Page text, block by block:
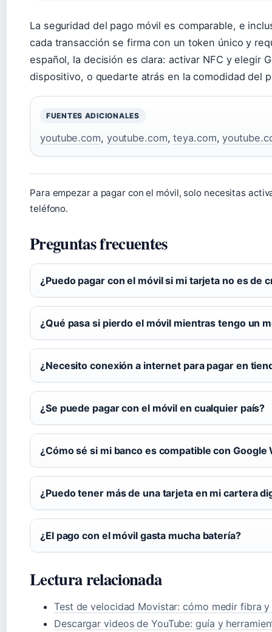
La seguridad del pago móvil es comparable, e
cada transacción se firma con un token único y
español, la decisión es clara: activar NFC y elegir
dispositivo, o quedarte atrás en la comodidad del
FUENTES ADICIONALES
youtube.com, youtube.com,teya.com,
Para empezar a pagar con el móvil, solo necesitas
teléfono.
Preguntas frecuentes
¿Puedo pagar con el móvil si mi tarjeta no es de
¿Qué pasa si pierdo el móvil mientras tengo un
¿Necesito conexión a internet para pagar en
¿Se puede pagar con el móvil en cualquier país?
¿Cómo sé si mi banco es compatible con Google
¿Puedo tener más de una tarjeta en mi cartera
¿El pago con el móvil gasta mucha batería?
Lectura relacionada
Test de velocidad Movistar: cómo medir fibra y
Descargar videos de YouTube: guía y